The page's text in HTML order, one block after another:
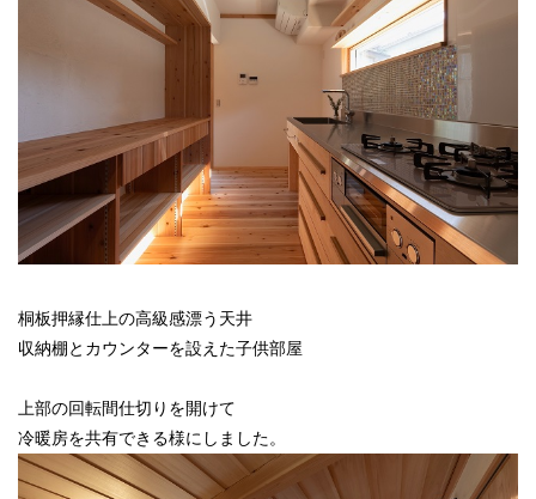
桐板押縁仕上の高級感漂う天井
収納棚とカウンターを設えた子供部屋
上部の回転間仕切りを開けて
冷暖房を共有できる様にしました。